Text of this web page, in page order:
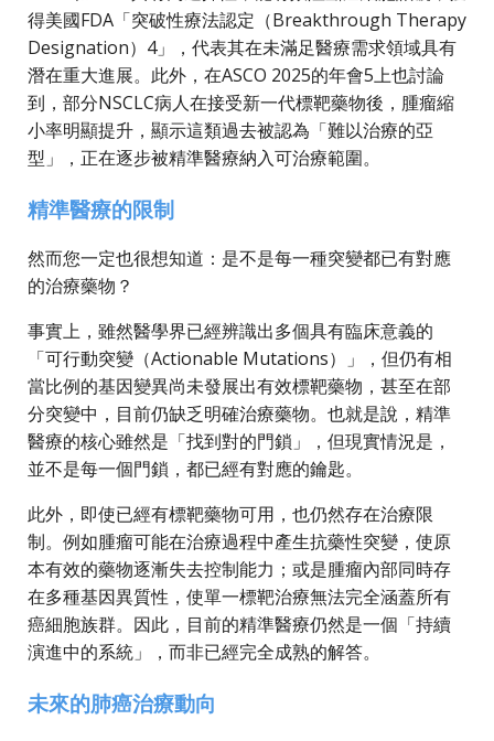
得美國FDA「突破性療法認定（Breakthrough Therapy
Designation）4」，代表其在未滿足醫療需求領域具有
潛在重大進展。此外，在ASCO 2025的年會5上也討論
到，部分NSCLC病人在接受新一代標靶藥物後，腫瘤縮
小率明顯提升，顯示這類過去被認為「難以治療的亞
型」，正在逐步被精準醫療納入可治療範圍。
精準醫療的限制
然而您一定也很想知道：是不是每一種突變都已有對應
的治療藥物？
事實上，雖然醫學界已經辨識出多個具有臨床意義的
「可行動突變（Actionable Mutations）」，但仍有相
當比例的基因變異尚未發展出有效標靶藥物，甚至在部
分突變中，目前仍缺乏明確治療藥物。也就是說，精準
醫療的核心雖然是「找到對的門鎖」，但現實情況是，
並不是每一個門鎖，都已經有對應的鑰匙。
此外，即使已經有標靶藥物可用，也仍然存在治療限
制。例如腫瘤可能在治療過程中產生抗藥性突變，使原
本有效的藥物逐漸失去控制能力；或是腫瘤內部同時存
在多種基因異質性，使單一標靶治療無法完全涵蓋所有
癌細胞族群。因此，目前的精準醫療仍然是一個「持續
演進中的系統」，而非已經完全成熟的解答。
未來的肺癌治療動向